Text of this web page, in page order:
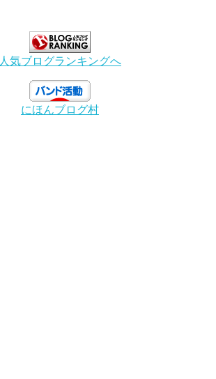
人気ブログランキングへ
にほんブログ村